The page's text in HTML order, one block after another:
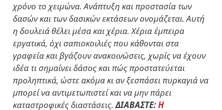
χρόνο το χειμώνα. Ανάπτυξη και προστασία των
δασών και των δασικών εκτάσεων ονομάζεται. Αυτή
η δουλειά θέλει μέσα και χέρια. Χέρια έμπειρα
εργατικά, όχι σαπιοκοιλιές που κάθονται στα
γραφεία και βγάζουν ανακοινώσεις, χωρίς να έχουν
ιδέα τι σημαίνει δάσος και πώς προστατεύεται
προληπτικά, ώστε ακόμα κι αν ξεσπάσει πυρκαγιά να
μπορεί να αντιμετωπιστεί και να μην πάρει
καταστροφικές διαστάσεις.ΔΙΑΒΑΣΤΕ:Η